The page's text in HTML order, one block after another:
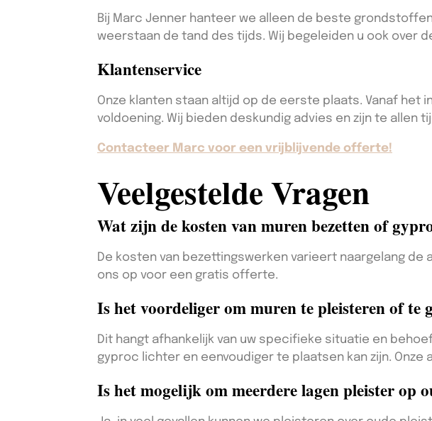
Bij Marc Jenner hanteer we alleen de beste
weerstaan de tand des tijds. Wij begeleiden u ook over
Klantenservice
Onze klanten staan altijd op de eerste plaats. Vanaf
voldoening. Wij bieden deskundig advies en zijn te allen
Contacteer Marc voor een vrijblijvende offerte!
Veelgestelde Vragen
Wat zijn de kosten van muren bezetten of
De kosten van bezettingswerken varieert naargelang
ons op voor een gratis offerte.
Is het voordeliger om muren te pleisteren of te
Dit hangt afhankelijk van uw specifieke situatie en
gyproc lichter en eenvoudiger te plaatsen kan zijn.
Is het mogelijk om meerdere lagen pleister op